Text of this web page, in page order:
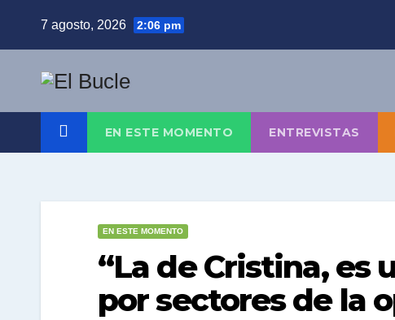
7 agosto, 2026 2:06 pm
EN ESTE MOMENTO ENTREVISTAS
EN ESTE MOMENTO
“La de Cristina, es
por sectores de la